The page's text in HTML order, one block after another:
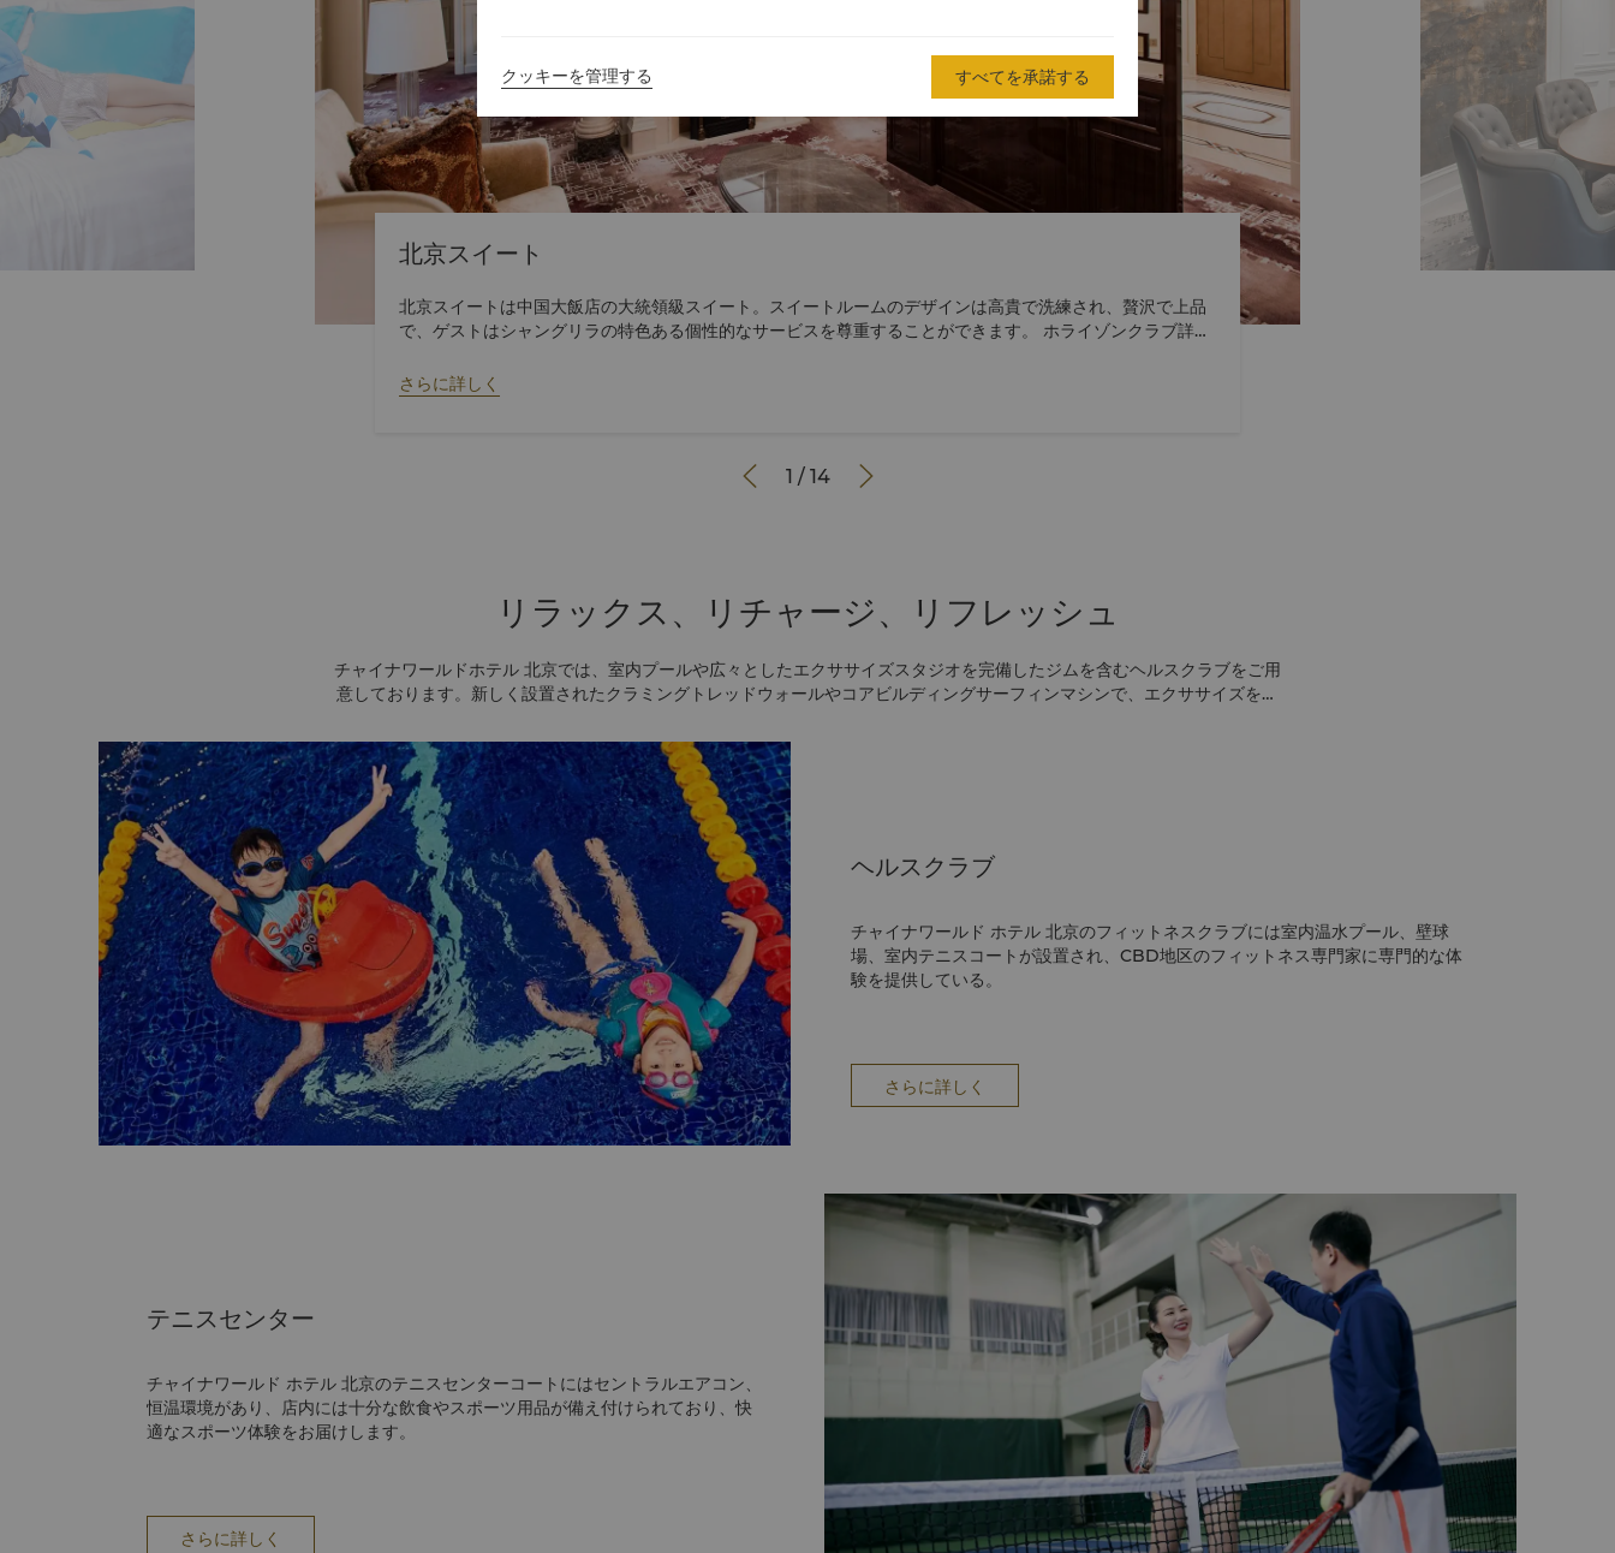
北京スイート
北京スイートは中国大飯店の大統領級スイート。スイートルームのデザインは高貴で洗練され、贅沢で上品
で、ゲストはシャングリラの特色ある個性的なサービスを尊重することができます。 ホライゾンクラブ詳細
す。ホライゾンルームにご宿泊のお客様は、ホライゾンクラブラウンジで排他的な利点とオーダーメイドの
サービスを楽しむことができます。ホライゾンラウンジは、6つの会議室、1日2時間のための無料の使用の
さらに詳しく
 1 /14 
リラックス、リチャージ、リフレッシュ
チャイナワールドホテル 北京では、室内プールや広々としたエクササイズスタジオを完備したジムを含むヘルスクラブをご用
意しております。新しく設置されたクラミングトレッドウォールやコアビルディングサーフィンマシンで、エクササイズをさ
ヘルスクラブ
チャイナワールド ホテル 北京のフィットネスクラブには室内温水プール、壁球
場、室内テニスコートが設置され、CBD地区のフィットネス専門家に専門的な体
験を提供している。
さらに詳しく
テニスセンター
チャイナワールド ホテル 北京のテニスセンターコートにはセントラルエアコン、
恒温環境があり、店内には十分な飲食やスポーツ用品が備え付けられており、快
適なスポーツ体験をお届けします。
さらに詳しく
クッキーを管理する すべてを承諾する